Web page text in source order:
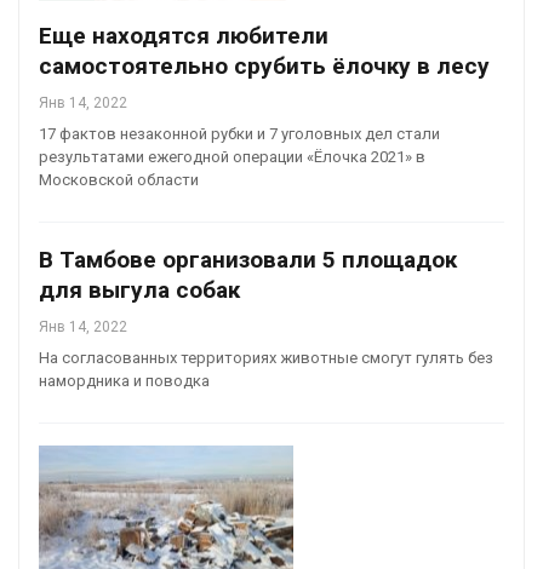
Еще находятся любители
самостоятельно срубить ёлочку в лесу
Янв 14, 2022
17 фактов незаконной рубки и 7 уголовных дел стали
результатами ежегодной операции «Ёлочка 2021» в
Московской области
В Тамбове организовали 5 площадок
для выгула собак
Янв 14, 2022
На согласованных территориях животные смогут гулять без
намордника и поводка